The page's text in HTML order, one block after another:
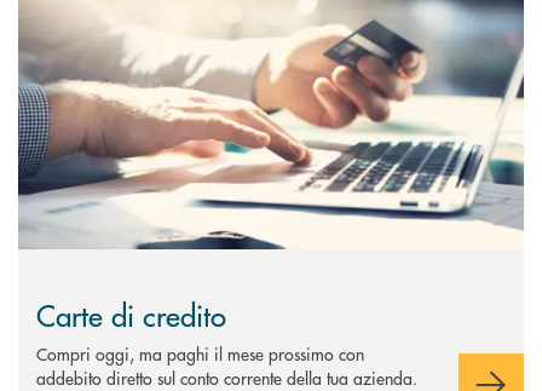
Carte di credito
Compri oggi, ma paghi il mese prossimo con
addebito diretto sul conto corrente della tua azienda.